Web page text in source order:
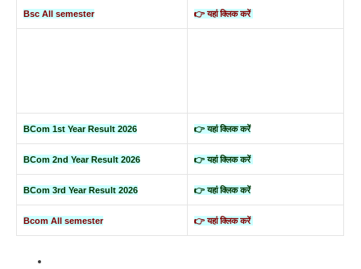
Bsc All semester 👉 यहां क्लिक करें
BCom 1st Year Result 2026 👉 यहां क्लिक करें
BCom 2nd Year Result 2026 👉 यहां क्लिक करें
BCom 3rd Year Result 2026 👉 यहां क्लिक करें
Bcom All semester 👉 यहां क्लिक करें